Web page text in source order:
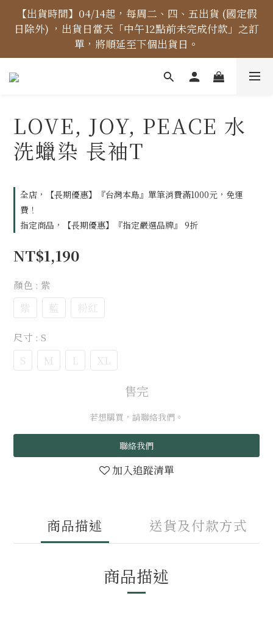
【價格標示更新】異象出版品-價格標示更新為原價，
折扣一律購物車計算。
【出貨時間】04/14起，每周二、四、五出貨 (國定假
日除外) ，出貨日當天「中午12點前未完成付款」之訂
單，將順延至下個出貨日。
【免運金額】台灣地區全站滿1000元免運費！
【價格標示更新】異象出版品-價格標示更新為原價，
折扣一律購物車計算。
LOVE, JOY, PEACE 水
洗蠟染 長袖T
全店，【長期優惠】『台灣本島』單筆消費滿1000元，免運
費！
指定商品，【長期優惠】『指定嚴選品牌』 9折
NT$1,190
顏色 : 紫
紫 藍 粉紅
尺寸 : S
S M L XL
售完
若想購買，請聯絡我們。
聯絡我們
加入追蹤清單
商品描述 送貨及付款方式
商品描述